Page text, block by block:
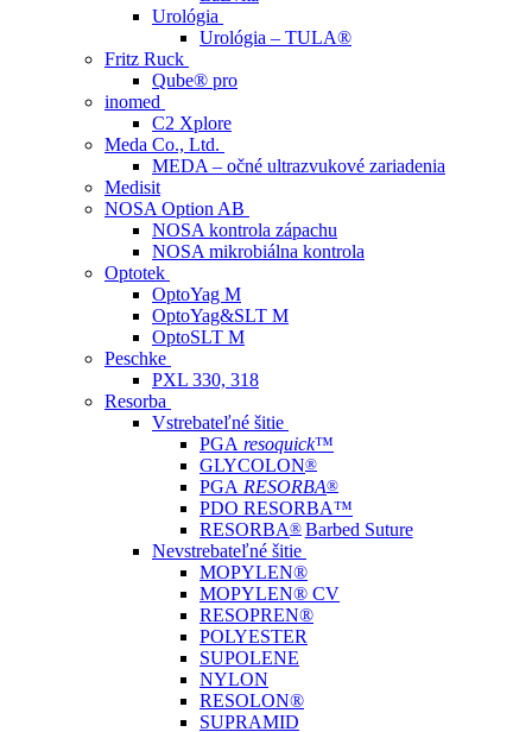
Urológia
Urológia – TULA®
Fritz Ruck
Qube® pro
inomed
C2 Xplore
Meda Co., Ltd.
MEDA – očné ultrazvukové zariadenia
Medisit
NOSA Option AB
NOSA kontrola zápachu
NOSA mikrobiálna kontrola
Optotek
OptoYag M
OptoYag&SLT M
OptoSLT M
Peschke
PXL 330, 318
Resorba
Vstrebateľné šitie
PGA resoquick™
GLYCOLON®
PGA RESORBA®
PDO RESORBA™
RESORBA® Barbed Suture
Nevstrebateľné šitie
MOPYLEN®
MOPYLEN® CV
RESOPREN®
POLYESTER
SUPOLENE
NYLON
RESOLON®
SUPRAMID